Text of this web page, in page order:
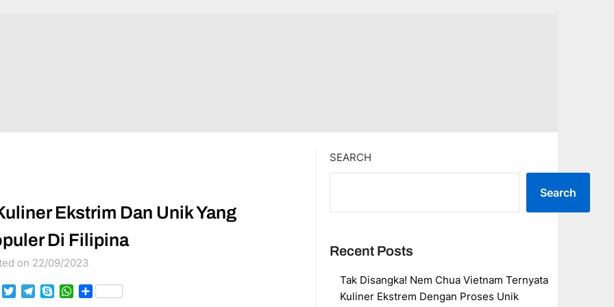
Ekstrim Dan Unik Yang
Di Filipina
on 22/09/2023
Facebook
TwitterTelegram
SkypeWhatsApp
Share
SEARCH
Search
Recent Posts
Tak Disangka! Nem Chua Vietnam Ternyata
Kuliner Ekstrem Dengan Proses Unik